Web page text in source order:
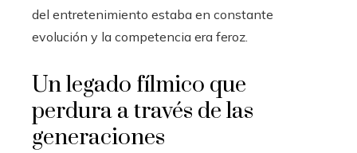
del entretenimiento estaba en constante
evolución y la competencia era feroz.
Un legado fílmico que
perdura a través de las
generaciones